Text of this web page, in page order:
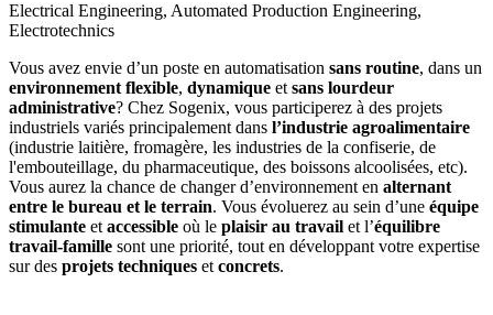
Electrical Engineering, Automated Production Engineering,
Electrotechnics
Vous avez envie d’un poste en automatisation sans routine, dans un
environnement flexible, dynamique etsans lourdeur
administrative? Chez Sogenix, vous participerez à des projets
industriels variés principalement dans l’industrie agroalimentaire
(industrie laitière, fromagère, les industries de la confiserie, de
l'embouteillage, du pharmaceutique, des boissons alcoolisées, etc).
Vous aurez la chance de changer d’environnement en alternant
entre le bureau et le terrain. Vous évoluerez au sein d’une équipe
stimulante etaccessible où le plaisir au travail et l’équilibre
travail-famille sont une priorité, tout en développant votre expertise
sur des projets techniques etconcrets.